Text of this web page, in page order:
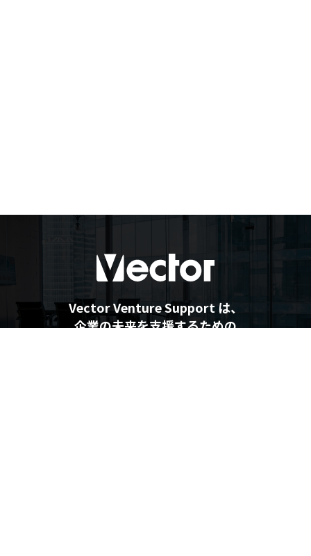
Vector Venture Support は、
企業の未来を支援するための